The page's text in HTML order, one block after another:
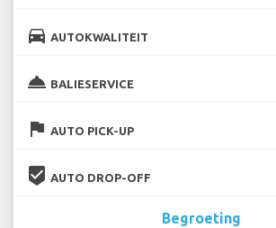
directions_car AUTOKWALITEIT
room_service BALIESERVICE
flag AUTO PICK-UP
beenhere AUTO DROP-OFF
Begroeting